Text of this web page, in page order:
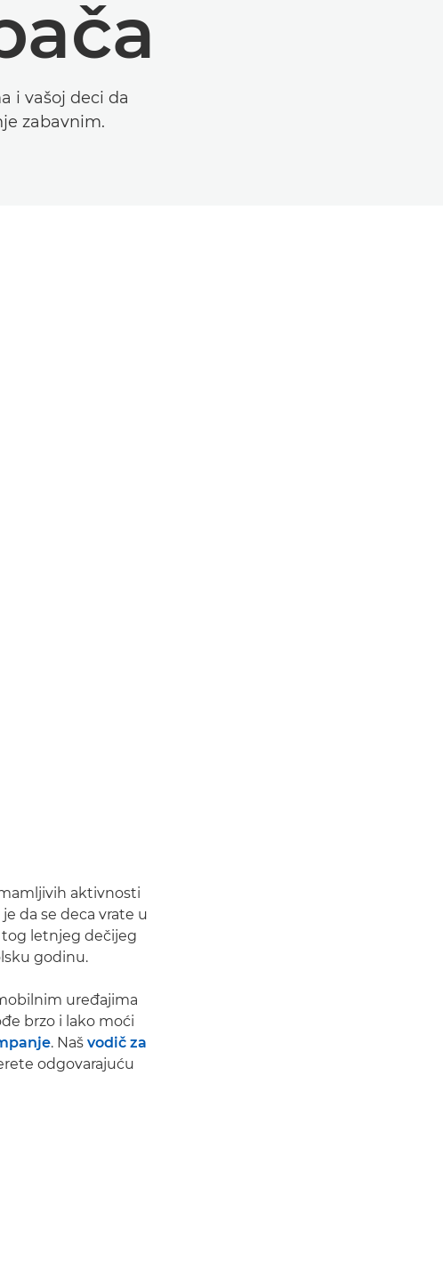
i vašoj deci da
zabavnim.
aktivnosti
da se deca vrate u
letnjeg dečijeg
godinu.
uređajima
brzo i lako moći
. Naš vodič za
odgovarajuću